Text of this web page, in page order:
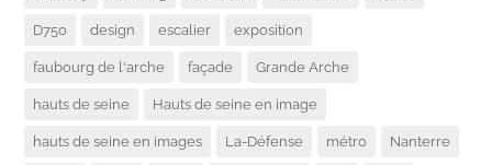
D750 design escalier exposition
faubourg de l'arche façade Grande Arche
hauts de seine Hauts de seine en image
hauts de seine en images La-Défense métro Nanterre